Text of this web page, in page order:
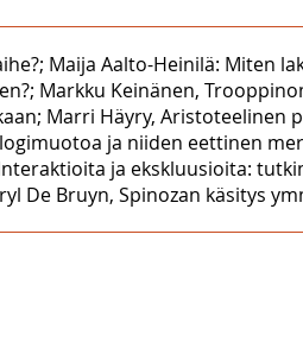
Maija Aalto-Heinilä: Miten
Markku Keinänen,
Marri Häyry, Aristoteelinen
ja niiden eettinen
ja ekskluusioita:
De Bruyn, Spinozan käsitys